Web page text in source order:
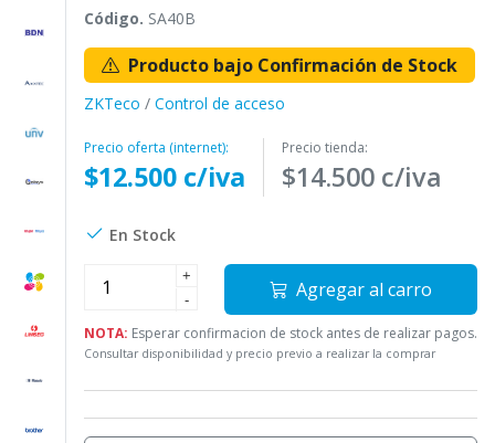
Código. SA40B
Producto bajo Confirmación de Stock
ZKTeco / Control de acceso
Precio oferta (internet):
$12.500 c/iva
Precio tienda:
$14.500 c/iva
En Stock
+
-
Agregar al carro
NOTA: Esperar confirmacion de stock antes de realizar pagos.
Consultar disponibilidad y precio previo a realizar la comprar